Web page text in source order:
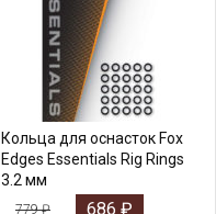
Кольца для оснасток Fox
Edges Essentials Rig Rings
3.2 мм
779₽ 686 ₽